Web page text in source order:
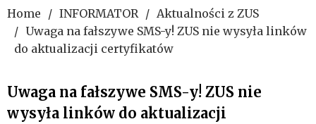
Home INFORMATOR
Aktualności z ZUS
Uwaga na fałszywe SMS-y! ZUS nie wysyła linków
do aktualizacji certyfikatów
Uwaga na fałszywe SMS-y! ZUS nie
wysyła linków do aktualizacji